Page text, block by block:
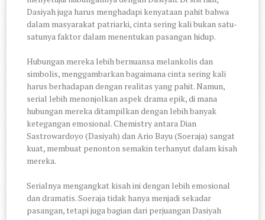
Dasiyah juga harus menghadapi kenyataan pahit bahwa
dalam masyarakat patriarki, cinta sering kali bukan satu-
satunya faktor dalam menentukan pasangan hidup.
Hubungan mereka lebih bernuansa melankolis dan
simbolis, menggambarkan bagaimana cinta sering kali
harus berhadapan dengan realitas yang pahit.Namun,
serial lebih menonjolkan aspek drama epik, di mana
hubungan mereka ditampilkan dengan lebih banyak
ketegangan emosional. Chemistry antara Dian
Sastrowardoyo (Dasiyah) dan Ario Bayu (Soeraja) sangat
kuat, membuat penonton semakin terhanyut dalam kisah
mereka.
Serialnya mengangkat kisah ini dengan lebih emosional
dan dramatis. Soeraja tidak hanya menjadi sekadar
pasangan, tetapi juga bagian dari perjuangan Dasiyah